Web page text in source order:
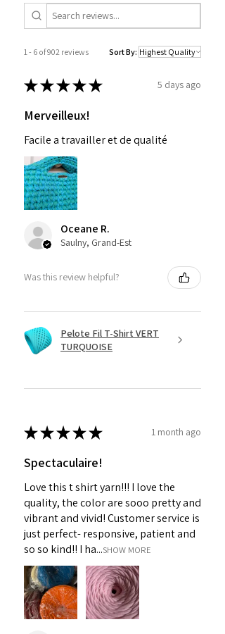
1 - 6 of 902 reviews Sort By:
★★★★★ 5 days ago
Merveilleux!
Facile a travailler et de qualité
Oceane R.
Saulny, Grand-Est
Was this review helpful?
Pelote Fil T-Shirt VERT
TURQUOISE
★★★★★ 1 month ago
Spectaculaire!
Love this t shirt yarn!!! I love the
quality, the color are sooo pretty and
vibrant and vivid! Customer service is
just perfect- responsive, patient and
so so kind!! I ha...SHOW MORE